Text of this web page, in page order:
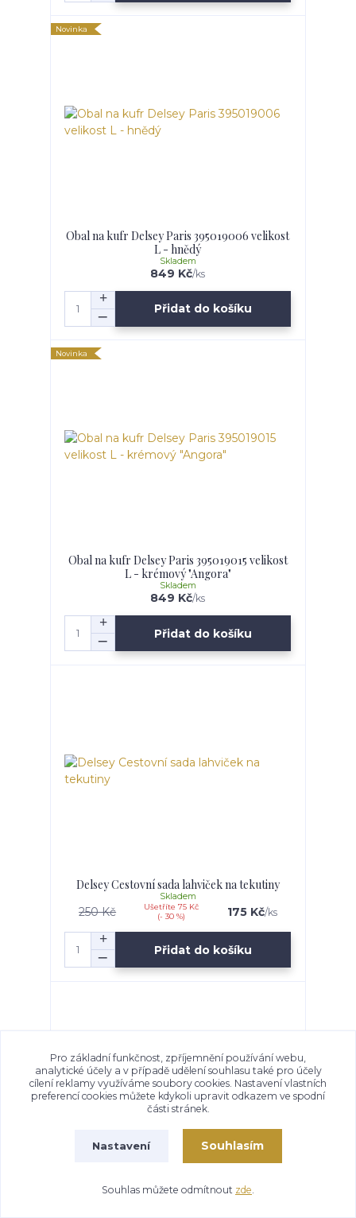
Novinka
Obal na kufr Delsey Paris 395019006 velikost
L - hnědý
849 Kč/ks
Skladem
Přidat do košíku
Novinka
Obal na kufr Delsey Paris 395019015 velikost
L - krémový "Angora"
849 Kč/ks
Skladem
Přidat do košíku
Delsey Cestovní sada lahviček na tekutiny
250 Kč
Ušetříte 75 Kč
(- 30 %)
175 Kč/ks
Skladem
Přidat do košíku
Pro základní funkčnost, zpříjemnění používání webu,
analytické účely a v případě udělení souhlasu také pro účely
cílení reklamy využíváme soubory cookies. Nastavení vlastních
preferencí cookies můžete kdykoli upravit odkazem ve spodní
části stránek.
Nastavení Souhlasím
Souhlas můžete odmítnout zde